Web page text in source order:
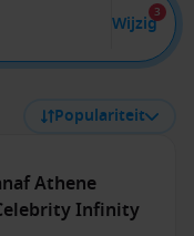
Wijzig
3
Populariteit
Athene
Infinity